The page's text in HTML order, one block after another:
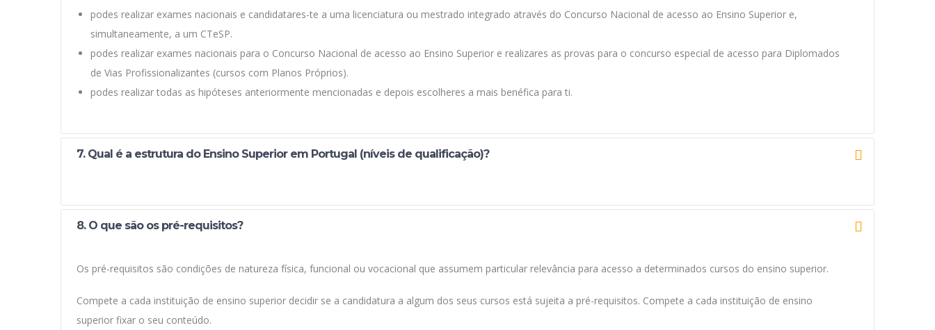
podes realizar exames nacionais e candidatares-te a uma licenciatura ou mestrado integrado através do Concurso Nacional de acesso ao Ensino Superior e,
simultaneamente, a um CTeSP.
podes realizar exames nacionais para o Concurso Nacional de acesso ao Ensino Superior e realizares as provas para o concurso especial de acesso para Diplomados
de Vias Profissionalizantes (cursos com Planos Próprios).
podes realizar todas as hipóteses anteriormente mencionadas e depois escolheres a mais benéfica para ti.
7. Qual é a estrutura do Ensino Superior em Portugal (níveis de qualificação)?
8. O que são os pré-requisitos?
Os pré-requisitos são condições de natureza física, funcional ou vocacional que assumem particular relevância para acesso a determinados cursos do ensino superior.
Compete a cada instituição de ensino superior decidir se a candidatura a algum dos seus cursos está sujeita a pré-requisitos. Compete a cada instituição de ensino
superior fixar o seu conteúdo.